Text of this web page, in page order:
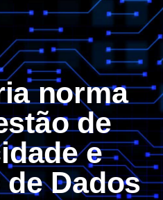
norma
de
e
Dados